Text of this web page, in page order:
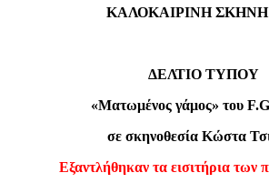
ΚΑΛΟΚΑΙΡΙΝΗ ΣΚΗΝΗ
ΔΕΛΤΙΟ ΤΥΠΟΥ
«Ματωμένος γάμος» του F.G
σε σκηνοθεσία Κώστα
Εξαντλήθηκαν τα εισιτήρια των